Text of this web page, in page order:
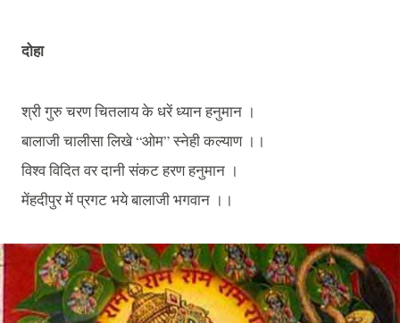
दोहा
श्रीगुरुचरणचितलायकेधरेंध्यानहनुमान ।
बालाजीचालीसालिखे“ओम”स्नेहीकल्याण ।।
विश्वविदितवरदानीसंकटहरणहनुमान ।
मेंहदीपुरमेंप्रगटभयेबालाजीभगवान ।।